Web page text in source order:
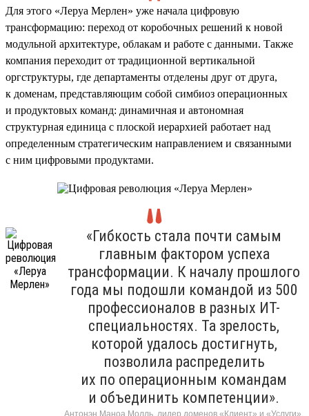
Для этого «Леруа Мерлен» уже начала цифровую
трансформацию: переход от коробочных решений к новой
модульной архитектуре, облакам и работе с данными. Также
компания переходит от традиционной вертикальной
оргструктуры, где департаменты отделены друг от друга,
к доменам, представляющим собой симбиоз операционных
и продуктовых команд: динамичная и автономная
структурная единица с плоской иерархией работает над
определенным стратегическим направлением и связанными
с ним цифровыми продуктами.
«Гибкость стала почти самым
главным фактором успеха
трансформации. К началу прошлого
года мы подошли командой из 500
профессионалов в разных ИТ-
специальностях. Та зрелость,
которой удалось достигнуть,
позволила распределить
их по операционным командам
и объединить компетенции».
Антонэн Маноа Молль, лидер доменов «Клиент» и «Услуги»,